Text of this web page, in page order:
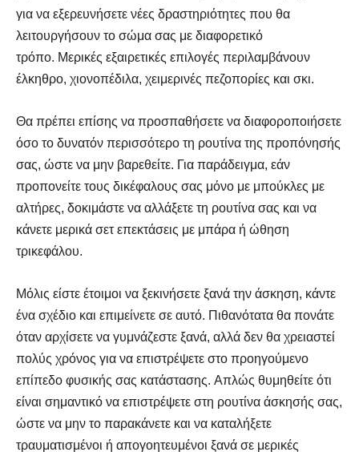
για να εξερευνήσετε νέες δραστηριότητες που θα
λειτουργήσουν το σώμα σας με διαφορετικό
τρόπο. Μερικές εξαιρετικές επιλογές περιλαμβάνουν
έλκηθρο, χιονοπέδιλα, χειμερινές πεζοπορίες και σκι.
Θα πρέπει επίσης να προσπαθήσετε να διαφοροποιήσετε
όσο το δυνατόν περισσότερο τη ρουτίνα της προπόνησής
σας, ώστε να μην βαρεθείτε. Για παράδειγμα, εάν
προπονείτε τους δικέφαλους σας μόνο με μπούκλες με
αλτήρες, δοκιμάστε να αλλάξετε τη ρουτίνα σας και να
κάνετε μερικά σετ επεκτάσεις με μπάρα ή ώθηση
τρικεφάλου.
Μόλις είστε έτοιμοι να ξεκινήσετε ξανά την άσκηση, κάντε
ένα σχέδιο και επιμείνετε σε αυτό. Πιθανότατα θα πονάτε
όταν αρχίσετε να γυμνάζεστε ξανά, αλλά δεν θα χρειαστεί
πολύς χρόνος για να επιστρέψετε στο προηγούμενο
επίπεδο φυσικής σας κατάστασης. Απλώς θυμηθείτε ότι
είναι σημαντικό να επιστρέψετε στη ρουτίνα άσκησής σας,
ώστε να μην το παρακάνετε και να καταλήξετε
τραυματισμένοι ή απογοητευμένοι ξανά σε μερικές